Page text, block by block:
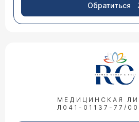
Обратиться
МЕДИЦИНСКАЯ
Л041-01137-77/